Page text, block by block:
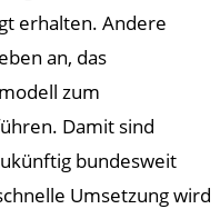
erhalten. Andere
an, das
zum
Damit sind
bundesweit
Umsetzung wird